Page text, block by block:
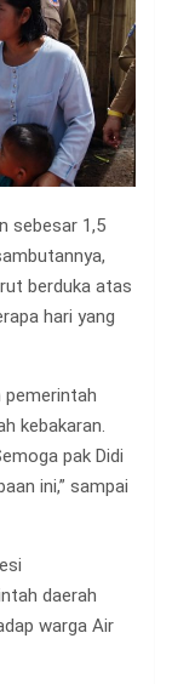
sebesar 1,5
berduka atas
hari yang
pemerintah
kebakaran.
pak Didi
ini,” sampai
daerah
warga Air